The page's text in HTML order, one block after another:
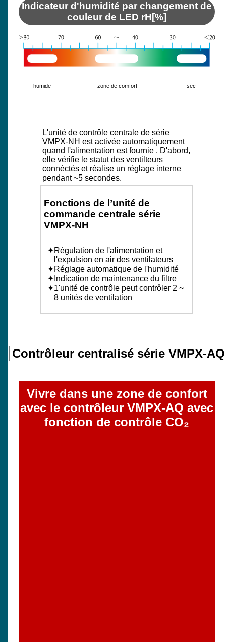
Indicateur d'humidité par changement de
couleur de LED rH[%]
humide zone de comfort sec
L'unité de contrôle centrale de série
VMPX-NH est activée automatiquement
quand l'alimentation est fournie . D'abord,
elle vérifie le statut des ventilteurs
connéctés et réalise un réglage interne
pendant ~5 secondes.
Fonctions de l’unité de
commande centrale série
VMPX-NH
Régulation de l'alimentation et
l'expulsion en air des ventilateurs
Réglage automatique de l'humidité
Indication de maintenance du filtre
1'unité de contrôle peut contrôler 2 ~
8 unités de ventilation
Contrôleur centralisé série VMPX-AQ
Vivre dans une zone de confort
avec le contrôleur VMPX-AQ avec
fonction de contrôle CO₂